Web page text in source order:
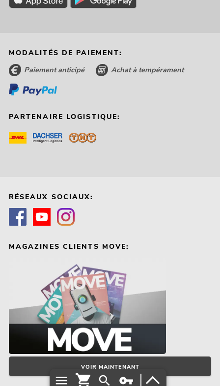
MODALITÉS DE PAIEMENT:
Paiement anticipé Achat à tempérament
PARTENAIRE LOGISTIQUE:
RÉSEAUX SOCIAUX:
MAGAZINES CLIENTS MOVE:
VOIR MAINTENANT